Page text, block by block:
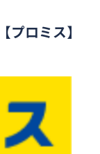
ロミス】